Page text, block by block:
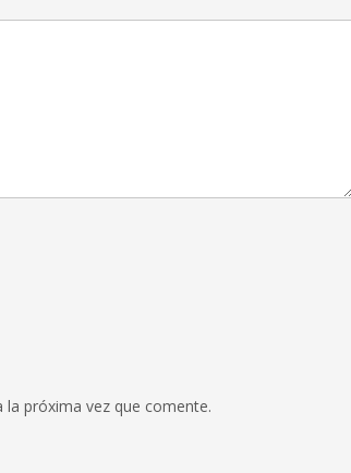
próxima vez que comente.